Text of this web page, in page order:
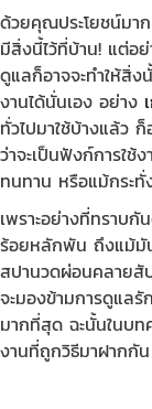
ด้วยคุณประโยชน์มา
มีสิ่งนี้ไว้ที่บ้าน! แต่อย่
ดูแลก็อาจจะทำให้สิ่
งานได้นั่นเอง อย่าง
ทั่วไปมาใช้บ้างแล้ว
ว่าจะเป็นฟังก์การใ
ทนทาน หรือแม้กระทั่
เพราะอย่างที่ทราบกั
ร้อยหลักพัน ถึงแม้มัน
สปานวดผ่อนคลายสั
จะมองข้ามการดูแลรั
มากที่สุด ฉะนั้นในบท
งานที่ถูกวิธีมาฝากกัน